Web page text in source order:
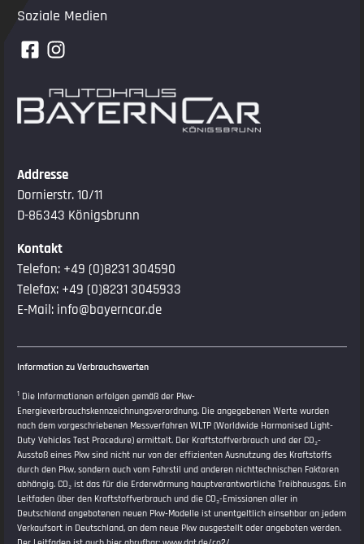
Addresse
Dornierstr. 10/11
D-86343 Königsbrunn
Kontakt
Telefon: +49 (0)8231 304590
Telefax: +49 (0)8231 3045933
E-Mail: info@bayerncar.de
Soziale Medien
Information zu Verbrauchswerten
1 Die Informationen erfolgen gemäß der Pkw-
Energieverbrauchskennzeichnungsverordnung. Die angegebenen Werte wurden
nach dem vorgeschriebenen Messverfahren WLTP (Worldwide Harmonised Light-
Duty Vehicles Test Procedure) ermittelt. Der Kraftstoffverbrauch und der CO₂-
Ausstoß eines Pkw sind nicht nur von der effizienten Ausnutzung des Kraftstoffs
durch den Pkw, sondern auch vom Fahrstil und anderen nichttechnischen Faktoren
abhängig. CO₂ ist das für die Erderwärmung hauptverantwortliche Treibhausgas. Ein
Leitfaden über den Kraftstoffverbrauch und die CO₂-Emissionen aller in
Deutschland angebotenen neuen Pkw-Modelle ist unentgeltlich einsehbar an jedem
Verkaufsort in Deutschland, an dem neue Pkw ausgestellt oder angeboten werden.